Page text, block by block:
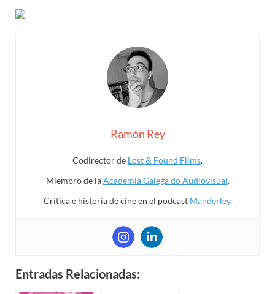
Ramón Rey
Codirector de Lost & Found Films.
Miembro de laAcademia Galega do Audiovisual.
Crítica e historia de cine en el podcast Manderley.
Entradas Relacionadas: